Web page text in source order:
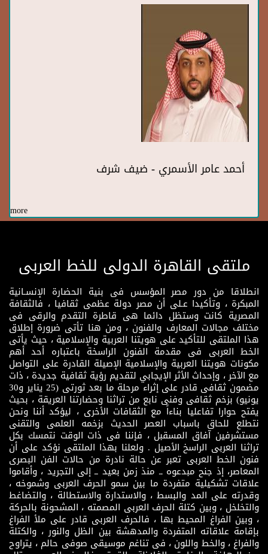
أحمد عامر الأسمري - ضيف شرف
more
ملتقى القاهرة الدولى للخط العربى
انطلاقا من دور مصر المؤسس فى بنية الحضارة الإنسـانية
المبكرة ، وتأكيدا عـلى أن مصر دولة عظمى ثقافيا ، فالثقافة
المصرية كانت وستظل دائما هى قاطرة التقدم والرقى فى
مختلف مجالات المعارف والفنون ، ومن هنا تأتى ضرورة إطلاق
هذا الملتقى للتأكيد على هويتنا العربية والإسلامية ، حيث يأتى
الخط العربى فى مقدمة الفنون الراسخة باعتباره أحد أهم
مكونات هويتنا العربية والإسلامية الإصيلة القادرة على التواصل
مع الآخر ، وإحداث الأثر الإيجابي لتقديم رؤية ثقافية جديدة ، ذات
مضمون ثقافى قادر على إثراء مرحلة ما بعد ثورتى (25 يناير و30
يونيو) بزخم ثقافى وفنى نابع من تراثنا وحضارتنا العريقة ، بحيث
يفتح حوارا تفاعليا بناءاً مع الثقافات الأخرى ، ليؤكد أننا ونحن
نتطلع للحاق باسباب العصر الحديث بزخمه العلمى والتقنى
مستشرفين آفاق المسقبل ، فإننا فى ذات الوقت نتمسك بكل
تراثنا العربى الراسخ الأصيل . ولعلنا بهذا الملتقى نؤكد على أن
فنون الخط العربى تعبر عن حالة نادرة من حالات الفن البصرى
المعاصر، إذ جنح مبدعوه ــ منذ زمن بعيد ــ إلى التجريد ، وأقاموا
علاقات تشكيلية متفردة ما بين سمو الحرف العربى وشموخه ،
وقدرته على المد والبسط ، والاستدارة والاستطالة ، والتضاغط
والتخلخل ، وبين كتلة الحرف العربى المصمته ، المشحونة بالحركة
، وبين الفراغ المحيط بها ، فالحرف العربى قادر على ملأ الفراغ
بإقامة علاقاته المتفردة والمدهشة بين الظل والنور ، والكتلة
والفراغ ، والخط واللون ، فى تناغم موسيقى صوفى حالم ، يتراوح